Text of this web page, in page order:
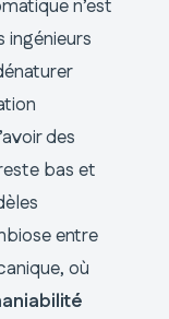
n’est
ingénieurs
des
bas et
entre
où